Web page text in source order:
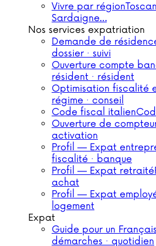
Vivre par région
Sardaigne…
Nos services expatriation
Demande de
dossier · suivi
Ouverture compte
résident · résident
Optimisation fiscalité
régime · conseil
Code fiscal italien
Ouverture de
activation
Profil — Expat
fiscalité · banque
Profil — Expat retraité
achat
Profil — Expat
logement
Expat
Guide pour un Français
démarches · quotidien